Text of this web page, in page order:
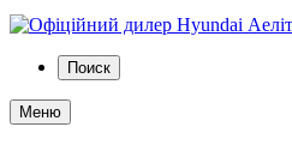
Поиск
Меню